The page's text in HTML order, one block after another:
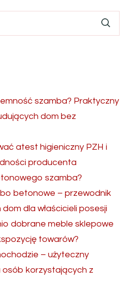
szamba? Praktyczny
dom bez
atest higieniczny PZH i
producenta
szamba?
betonowe – przewodnik
dla właścicieli posesji
dobrane meble sklepowe
towarów?
– użyteczny
osób korzystających z